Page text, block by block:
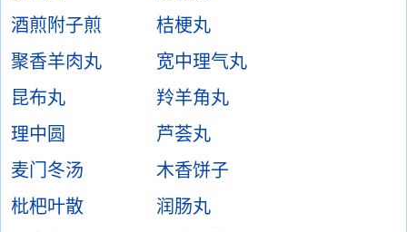
酒煎附子煎
桔梗丸
聚香羊肉丸
宽中理气丸
昆布丸
羚羊角丸
理中圆
芦荟丸
麦门冬汤
木香饼子
枇杷叶散
润肠丸